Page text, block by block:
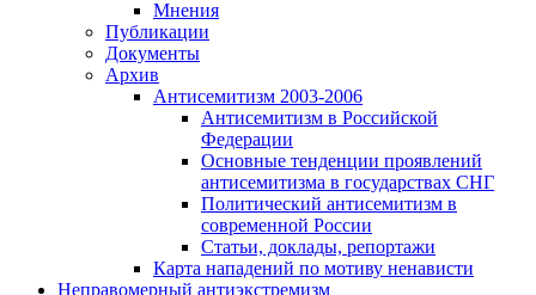
Мнения
Публикации
Документы
Архив
Антисемитизм 2003-2006
Антисемитизм в Российской
Федерации
Основные тенденции проявлений
антисемитизма в государствах СНГ
Политический антисемитизм в
современной России
Статьи, доклады, репортажи
Карта нападений по мотиву ненависти
Неправомерный антиэкстремизм